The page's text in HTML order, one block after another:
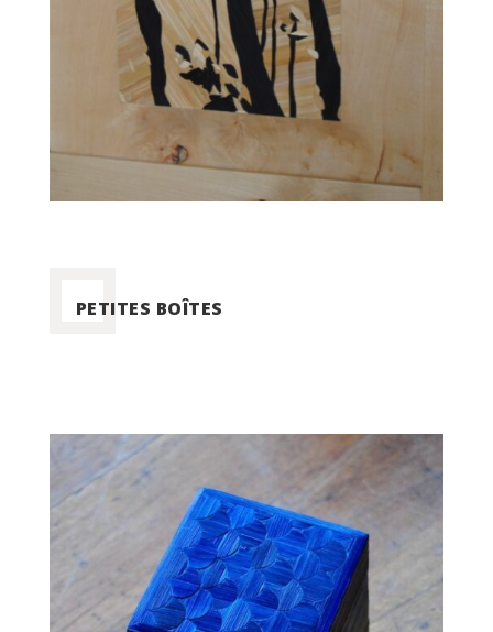
PETITES BOÎTES